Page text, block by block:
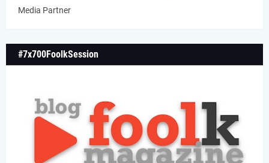
Media Partner
#7x700FoolkSession